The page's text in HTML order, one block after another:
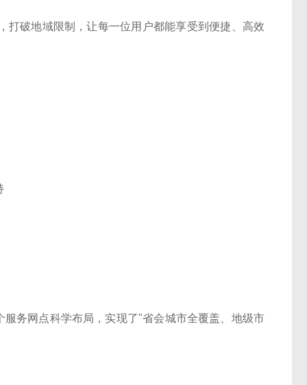
打破地域限制，让每一位用户都能享受到便捷、高效
务网点科学布局，实现了"省会城市全覆盖、地级市